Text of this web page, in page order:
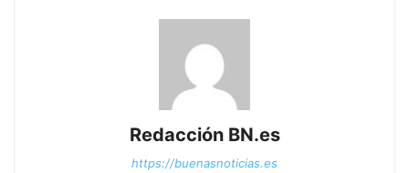
Redacción BN.es
https://buenasnoticias.es